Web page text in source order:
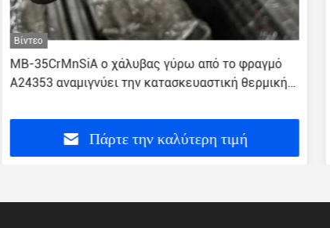
Βίντεο
ΜΒ-35CrMnSiA ο χάλυβας γύρω από το φραγμό
A24353 αναμιγνύει την κατασκευαστική θερμική
Πάρτε την καλύτερη τιμή